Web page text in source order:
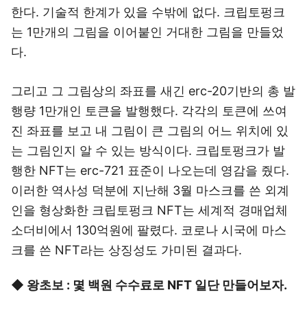
한다. 기술적 한계가 있을 수밖에 없다. 크립토펑크
는 1만개의 그림을 이어붙인 거대한 그림을 만들었
다.
그리고 그 그림상의 좌표를 새긴 erc-20기반의 총 발
행량 1만개인 토큰을 발행했다. 각각의 토큰에 쓰여
진 좌표를 보고 내 그림이 큰 그림의 어느 위치에 있
는 그림인지 알 수 있는 방식이다. 크립토펑크가 발
행한 NFT는 erc-721 표준이 나오는데 영감을 줬다.
이러한 역사성 덕분에 지난해 3월 마스크를 쓴 외계
인을 형상화한 크립토펑크 NFT는 세계적 경매업체
소더비에서 130억원에 팔렸다. 코로나 시국에 마스
크를 쓴 NFT라는 상징성도 가미된 결과다.
◆ 왕초보 : 몇 백원 수수료로 NFT 일단 만들어보자.